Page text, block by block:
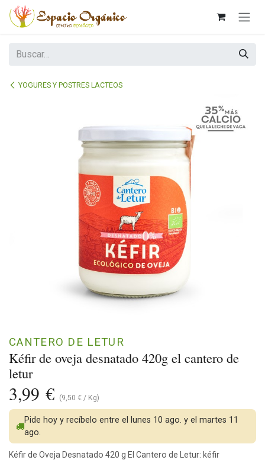
Ir al contenido
YOGURES Y POSTRES LACTEOS
Kéfir de oveja desnatado 420g el cantero de
letur
CANTERO DE LETUR
3,99 € (9,50 € / Kg)
Pide hoy y recíbelo entre el lunes 10 ago. y el martes 11
ago.
Kéfir de Oveja Desnatado 420 g El Cantero de Letur: kéfir